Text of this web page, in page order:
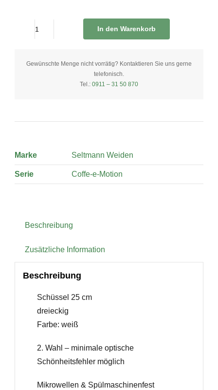
cm
In den Warenkorb
Gewünschte Menge nicht vorrätig? Kontaktieren Sie uns gerne
telefonisch.
Tel.: 0911 – 31 50 870
Marke Seltmann Weiden
Serie Coffe-e-Motion
Beschreibung
Zusätzliche Information
Beschreibung
Schüssel 25 cm
dreieckig
Farbe: weiß
2. Wahl – minimale optische
Schönheitsfehler möglich
Mikrowellen & Spülmaschinenfest